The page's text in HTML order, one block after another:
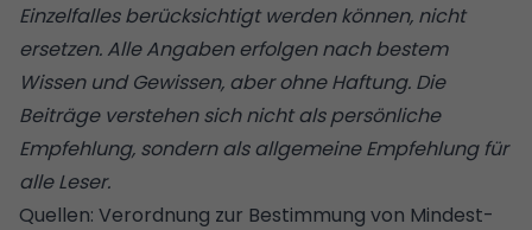
Einzelfalles berücksichtigt werden können, nicht
ersetzen. Alle Angaben erfolgen nach bestem
Wissen und Gewissen, aber ohne Haftung. Die
Beiträge verstehen sich nicht als persönliche
Empfehlung, sondern als allgemeine Empfehlung für
alle Leser.
Quellen: Ver­ord­nung zur Be­stim­mung von Min­dest­